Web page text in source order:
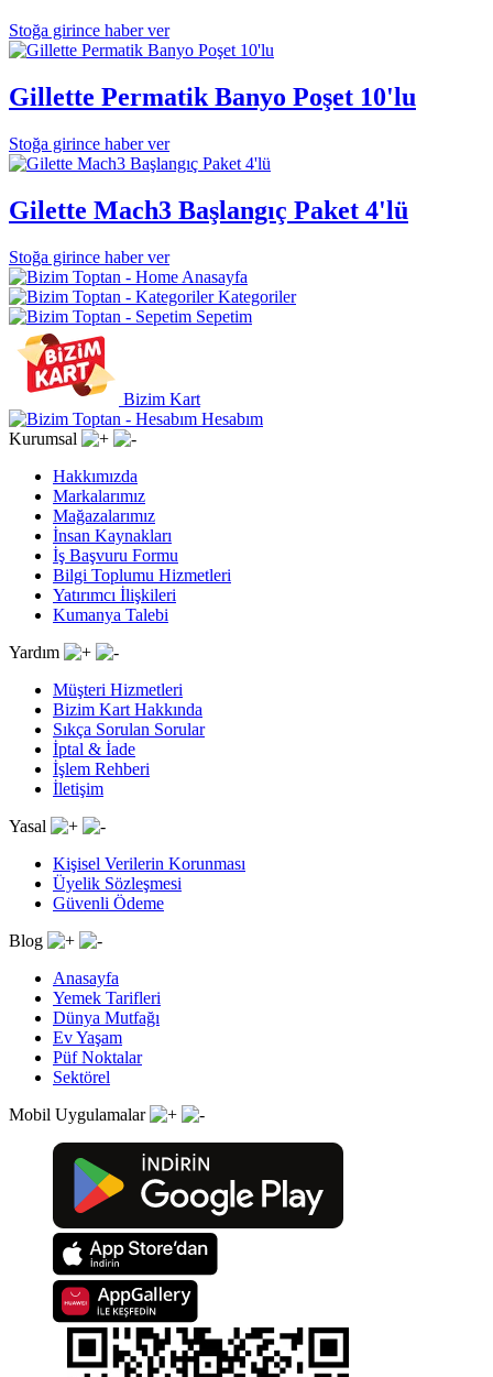
Stoğa girince haber ver
Gillette Permatik Banyo Poşet 10'lu
Stoğa girince haber ver
Gilette Mach3 Başlangıç Paket 4'lü
Stoğa girince haber ver
Anasayfa
Kategoriler
Sepetim
Bizim Kart
Hesabım
Kurumsal
Hakkımızda
Markalarımız
Mağazalarımız
İnsan Kaynakları
İş Başvuru Formu
Bilgi Toplumu Hizmetleri
Yatırımcı İlişkileri
Kumanya Talebi
Yardım
Müşteri Hizmetleri
Bizim Kart Hakkında
Sıkça Sorulan Sorular
İptal & İade
İşlem Rehberi
İletişim
Yasal
Kişisel Verilerin Korunması
Üyelik Sözleşmesi
Güvenli Ödeme
Blog
Anasayfa
Yemek Tarifleri
Dünya Mutfağı
Ev Yaşam
Püf Noktalar
Sektörel
Mobil Uygulamalar